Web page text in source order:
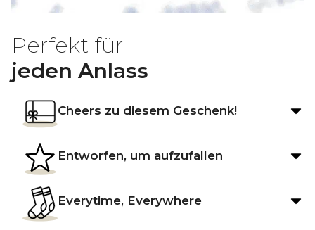
Perfekt für
jeden Anlass
Cheers zu diesem Geschenk!
Entworfen, um aufzufallen
Everytime, Everywhere